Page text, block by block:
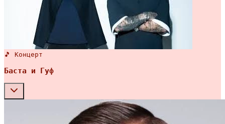
🎵 Концерт
Баста и Гуф